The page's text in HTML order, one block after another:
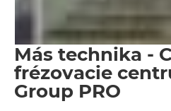
Más technika -
frézovacie
Group PRO